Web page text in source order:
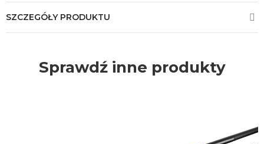
SZCZEGÓŁY PRODUKTU
Sprawdź inne produkty